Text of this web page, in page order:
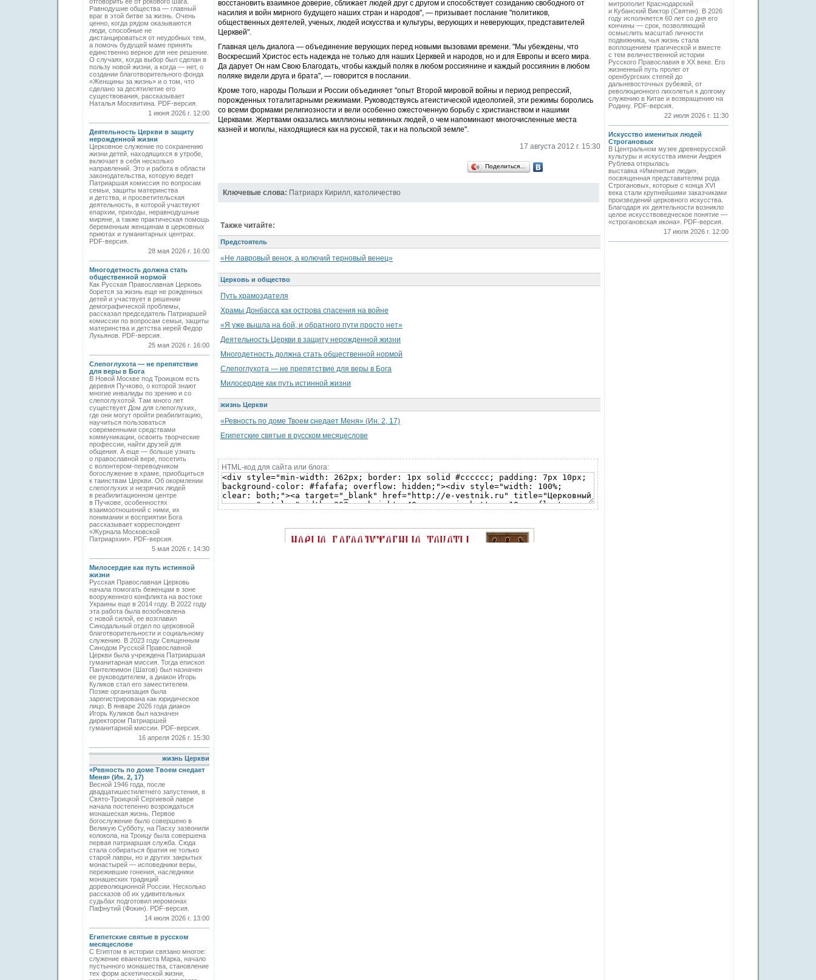
Равнодушие общества — главный
враг в этой битве за жизнь. Очень
ценно, когда рядом оказываются
люди, способные не
дистанцироваться от неудобных тем,
а помочь будущей маме принять
единственно верное для нее решение.
О случаях, когда выбор был сделан в
пользу новой жизни, а когда — нет, о
создании благотворительного фонда
«Женщины за жизнь» и о том, что
сделано за десятилетие его
существования, рассказывает
Наталья Москвитина. PDF-версия.
1 июня 2026 г. 12:00
Деятельность Церкви в защиту
нерожденной жизни
Церковное служение по сохранению
жизни детей, находящихся в утробе,
включает в себя несколько
направлений. Это и работа в области
законодательства, которую ведет
Патриаршая комиссия по вопросам
семьи, защиты материнства
и детства, и просветительская
деятельность, в которой участвуют
епархии, приходы, неравнодушные
миряне, а также практическая помощь
беременным женщинам в церковных
приютах и гуманитарных центрах.
PDF-версия.
28 мая 2026 г. 16:00
Многодетность должна стать
общественной нормой
Как Русская Православная Церковь
борется за жизнь еще не рожденных
детей и участвует в решении
демографической проблемы,
рассказал председатель Патриаршей
комиссии по вопросам семьи, защиты
материнства и детства иерей Федор
Лукьянов. PDF-версия.
25 мая 2026 г. 16:00
Слепоглухота — не препятствие
для веры в Бога
В Новой Москве под Троицком есть
деревня Пучково, о которой знают
многие инвалиды по зрению и со
слепоглухотой. Там много лет
существует Дом для слепоглухих,
где они могут пройти реабилитацию,
научиться пользоваться
современными средствами
коммуникации, освоить творческие
профессии, найти друзей для
общения. А еще — больше узнать
о православной вере, посетить
с волонтером-переводчиком
богослужение в храме, приобщиться
к таинствам Церкви. Об окормлении
слепоглухих и незрячих людей
в реабилитационном центре
в Пучкове, особенностях
взаимоотношений с ними, их
понимании и восприятии Бога
рассказывает корреспондент
«Журнала Московской
Патриархии». PDF-версия.
5 мая 2026 г. 14:30
Милосердие как путь истинной
жизни
Русская Православная Церковь
начала помогать беженцам в зоне
вооруженного конфликта на востоке
Украины еще в 2014 году. В 2022 году
эта работа была возобновлена
с новой силой, ее возглавил
Синодальный отдел по церковной
благотворительности и социальному
служению. В 2023 году Священным
Синодом Русской Православной
Церкви была учреждена Патриаршая
гуманитарная миссия. Тогда епископ
Пантелеимон (Шатов) был назначен
ее руководителем, а диакон Игорь
Куликов стал его заместителем.
Позже организация была
зарегистрирована как юридическое
лицо. В январе 2026 года диакон
Игорь Куликов был назначен
директором Патриаршей
гуманитарной миссии. PDF-версия.
16 апреля 2026 г. 15:30
жизнь Церкви
«Ревность по доме Твоем снедает
Меня» (Ин. 2, 17)
Весной 1946 года, после
двадцатишестилетнего запустения, в
Свято-­Троицкой Сергиевой лавре
начала постепенно возрождаться
монашеская жизнь. Первое
богослужение было совершено в
Великую Субботу, на Пасху зазвонили
колокола, на Троицу была совершена
первая патриаршая служба. Сюда
стала собираться братия не только
старой лавры, но и других закрытых
монастырей — исповедники веры,
пережившие гонения, наследники
монашеских традиций
дореволюционной России. Несколько
рассказов об их удивительных
судьбах подготовил иеромонах
Пафнутий (Фокин). PDF-версия.
14 июля 2026 г. 13:00
Египетские святые в русском
месяцеслове
С Египтом в истории связано многое:
служение евангелиста Марка, начало
пустынного монашества, становление
тех форм аскетической жизни,
восстановить взаимное доверие, сближает людей друг с другом и способствует созиданию свободного от
насилия и войн мирного будущего наших стран и народов", — призывает послание "политиков,
общественных деятелей, ученых, людей искусства и культуры, верующих и неверующих, представителей
Церквей".
Главная цель диалога — объединение верующих перед новыми вызовами времени. "Мы убеждены, что
Воскресший Христос есть надежда не только для наших Церквей и народов, но и для Европы и всего мира.
Да дарует Он нам Свою Благодать, чтобы каждый поляк в любом росcиянине и каждый росcиянин в любом
поляке видели друга и брата", — говорится в послании.
Кроме того, народы Польши и России объединяет "опыт Второй мировой войны и период репрессий,
порожденных тоталитарными режимами. Руководствуясь атеистической идеологией, эти режимы боролись
со всеми формами религиозности и вели особенно ожесточенную борьбу с христианством и нашими
Церквами. Жертвами оказались миллионы невинных людей, о чем напоминают многочисленные места
казней и могилы, находящиеся как на русской, так и на польской земле".
17 августа 2012 г. 15:30
Поделиться…
Ключевые слова: Патриарх Кирилл, католичество
Также читайте:
Предстоятель
«Не лавровый венок, а колючий терновый венец»
Церковь и общество
Путь храмоздателя
Храмы Донбасса как острова спасения на войне
«Я уже вышла на бой, и обратного пути просто нет»
Деятельность Церкви в защиту нерожденной жизни
Многодетность должна стать общественной нормой
Слепоглухота — не препятствие для веры в Бога
Милосердие как путь истинной жизни
жизнь Церкви
«Ревность по доме Твоем снедает Меня» (Ин. 2, 17)
Египетские святые в русском месяцеслове
HTML-код для сайта или блога:
митрополит Краснодарский
и Кубанский Виктор (Святин). В 2026
году исполняется 60 лет со дня его
кончины — срок, позволяющий
осмыслить масштаб личности
подвижника, чья жизнь стала
воплощением трагической и вместе
с тем величественной истории
Русского Православия в XX веке. Его
жизненный путь пролег от
оренбургских степей до
дальневосточных рубежей, от
революционного лихолетья к долгому
служению в Китае и возвращению на
Родину. PDF-версия.
22 июля 2026 г. 11:30
Искусство именитых людей
Строгановых
В Центральном музее древнерусской
культуры и искусства имени Андрея
Рублева открылась
выставка «Именитые люди»,
посвященная представителям рода
Строгановых, которые с конца XVI
века стали крупнейшими заказчиками
произведений церковного искусства.
Благодаря их деятельности возникло
целое искусствоведческое понятие —
«строгановская икона». PDF-версия.
17 июля 2026 г. 12:00